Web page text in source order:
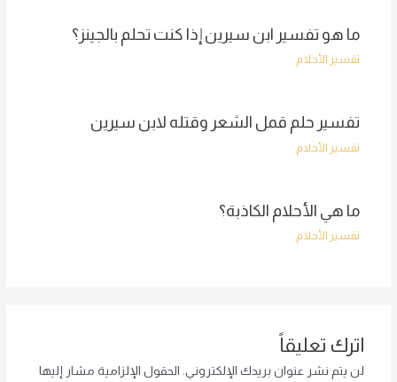
ما هو تفسير ابن سيرين إذا كنت تحلم بالجينز؟
تفسير الأحلام
تفسير حلم قمل الشعر وقتله لابن سيرين
تفسير الأحلام
ما هي الأحلام الكاذبة؟
تفسير الأحلام
اترك تعليقاً
لن يتم نشر عنوان بريدك الإلكتروني. الحقول الإلزامية مشار إليها